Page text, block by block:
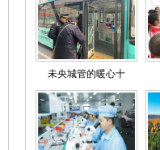
未央城管的暖心十